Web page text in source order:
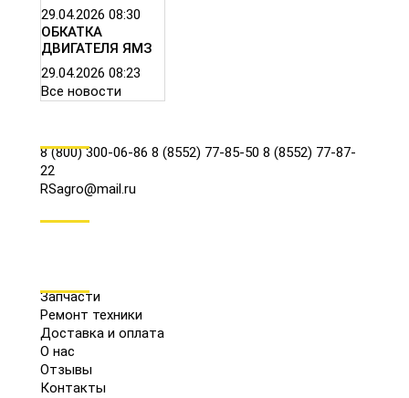
29.04.2026 08:30
ОБКАТКА
ДВИГАТЕЛЯ ЯМЗ
29.04.2026 08:23
Все новости
8 (800) 300-06-86 8 (8552) 77-85-50 8 (8552) 77-87-
22
RSagro@mail.ru
Запчасти
Ремонт техники
Доставка и оплата
О нас
Отзывы
Контакты